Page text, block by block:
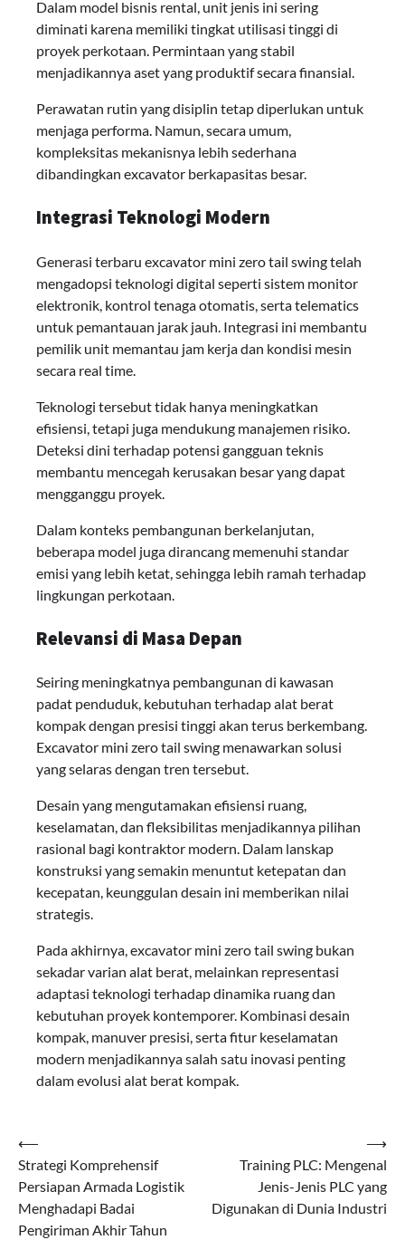
Dalam model bisnis rental, unit jenis ini sering
diminati karena memiliki tingkat utilisasi tinggi di
proyek perkotaan. Permintaan yang stabil
menjadikannya aset yang produktif secara finansial.
Perawatan rutin yang disiplin tetap diperlukan untuk
menjaga performa. Namun, secara umum,
kompleksitas mekanisnya lebih sederhana
dibandingkan excavator berkapasitas besar.
Integrasi Teknologi Modern
Generasi terbaru excavator mini zero tail swing telah
mengadopsi teknologi digital seperti sistem monitor
elektronik, kontrol tenaga otomatis, serta telematics
untuk pemantauan jarak jauh. Integrasi ini membantu
pemilik unit memantau jam kerja dan kondisi mesin
secara real time.
Teknologi tersebut tidak hanya meningkatkan
efisiensi, tetapi juga mendukung manajemen risiko.
Deteksi dini terhadap potensi gangguan teknis
membantu mencegah kerusakan besar yang dapat
mengganggu proyek.
Dalam konteks pembangunan berkelanjutan,
beberapa model juga dirancang memenuhi standar
emisi yang lebih ketat, sehingga lebih ramah terhadap
lingkungan perkotaan.
Relevansi di Masa Depan
Seiring meningkatnya pembangunan di kawasan
padat penduduk, kebutuhan terhadap alat berat
kompak dengan presisi tinggi akan terus berkembang.
Excavator mini zero tail swing menawarkan solusi
yang selaras dengan tren tersebut.
Desain yang mengutamakan efisiensi ruang,
keselamatan, dan fleksibilitas menjadikannya pilihan
rasional bagi kontraktor modern. Dalam lanskap
konstruksi yang semakin menuntut ketepatan dan
kecepatan, keunggulan desain ini memberikan nilai
strategis.
Pada akhirnya, excavator mini zero tail swing bukan
sekadar varian alat berat, melainkan representasi
adaptasi teknologi terhadap dinamika ruang dan
kebutuhan proyek kontemporer. Kombinasi desain
kompak, manuver presisi, serta fitur keselamatan
modern menjadikannya salah satu inovasi penting
dalam evolusi alat berat kompak.
Navigasi
pos
⟵
Strategi Komprehensif
Persiapan Armada Logistik
Menghadapi Badai
Pengiriman Akhir Tahun
Training PLC: Mengenal
Jenis-Jenis PLC yang
Digunakan di Dunia Industri
⟶